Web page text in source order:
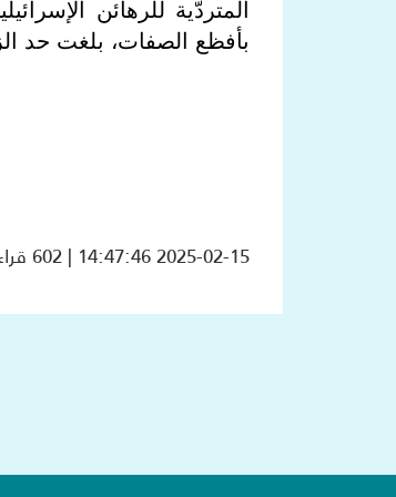
المتردّية للرهائن
بأفظع الصفات، بلغت حد
2025-02-15 14:47:46 | 602 قراءة